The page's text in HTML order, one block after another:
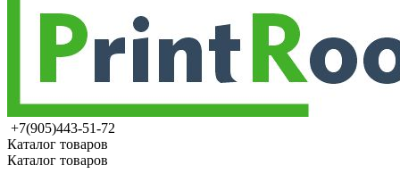
+7(905)443-51-72
Каталог товаров
Каталог товаров